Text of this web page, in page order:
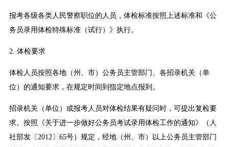
报考各级各类人民警察职位的人员，体检标准按照上述标准和《公
务员录用体检特殊标准（试行）》执行。
2. 体检要求
体检人员按照各地（州、市）公务员主管部门、各招录机关（单
位）的通知要求，在规定时间到指定地点报到。
招录机关（单位）或报考人员对体检结果有疑问时，可提出复检要
求。按照《关于进一步做好公务员考试录用体检工作的通知》（人
社部发〔2012〕65号）规定，经地（州、市）以上公务员主管部门